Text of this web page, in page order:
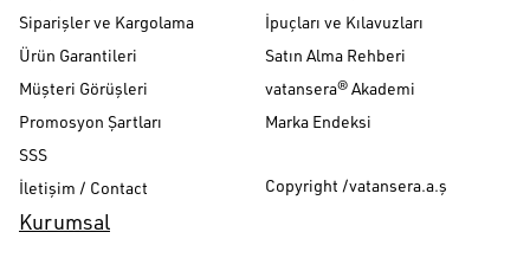
Siparişler ve Kargolama
Ürün Garantileri
Müşteri Görüşleri
Promosyon Şartları
SSS
İletişim / Contact
İpuçları ve Kılavuzları
Satın Alma Rehberi
vatansera® Akademi
Marka Endeksi
Copyright /vatansera.a.ş
Kurumsal